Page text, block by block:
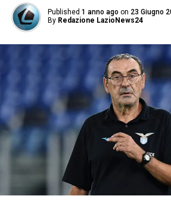
Published 1 anno ago on 23 Giugno
By Redazione LazioNews24